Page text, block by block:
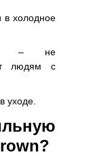
в холодное
– не
людям с
уходе.